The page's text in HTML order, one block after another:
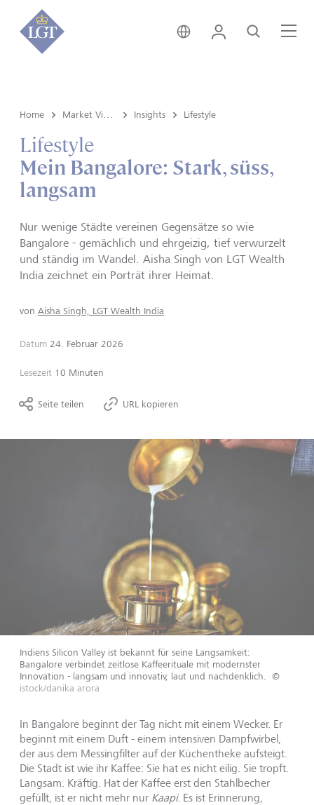
Liechtenstein • Deutsch
Login Suche
Home Insights Lifestyle
Lifestyle
Mein Bangalore: Stark, süss,
langsam
Nur wenige Städte vereinen Gegensätze so wie
Bangalore - gemächlich und ehrgeizig, tief verwurzelt
und ständig im Wandel. Aisha Singh von LGT Wealth
India zeichnet ein Porträt ihrer Heimat.
von Aisha Singh, LGT Wealth India
Datum 24. Februar 2026
Lesezeit 10 Minuten
Seite teilen URL kopieren
Indiens Silicon Valley ist bekannt für seine Langsamkeit:
Bangalore verbindet zeitlose Kaffeerituale mit modernster
Innovation - langsam und innovativ, laut und nachdenklich.
©
istock/danika arora
In Bangalore beginnt der Tag nicht mit einem Wecker. Er
beginnt mit einem Duft - einem intensiven Dampfwirbel,
der aus dem Messingfilter auf der Küchentheke aufsteigt.
Die Stadt ist wie ihr Kaffee: Sie hat es nicht eilig. Sie tropft.
Langsam. Kräftig. Hat der Kaffee erst den Stahlbecher
gefüllt, ist er nicht mehr nur Kaapi. Es ist Erinnerung,